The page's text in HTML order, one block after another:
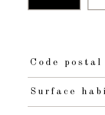
Code postal
Surface